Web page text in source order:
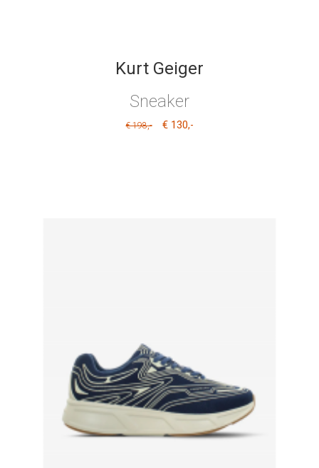
Kurt Geiger
Sneaker
€ 198,- € 130,-